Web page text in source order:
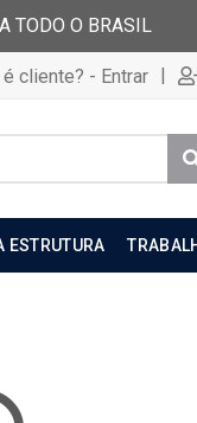
TODO O BRASIL
cliente? - Entrar |
ESTRUTURA